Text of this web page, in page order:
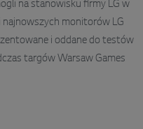
na stanowisku firmy LG w
monitorów LG
i oddane do testów
targów Warsaw Games